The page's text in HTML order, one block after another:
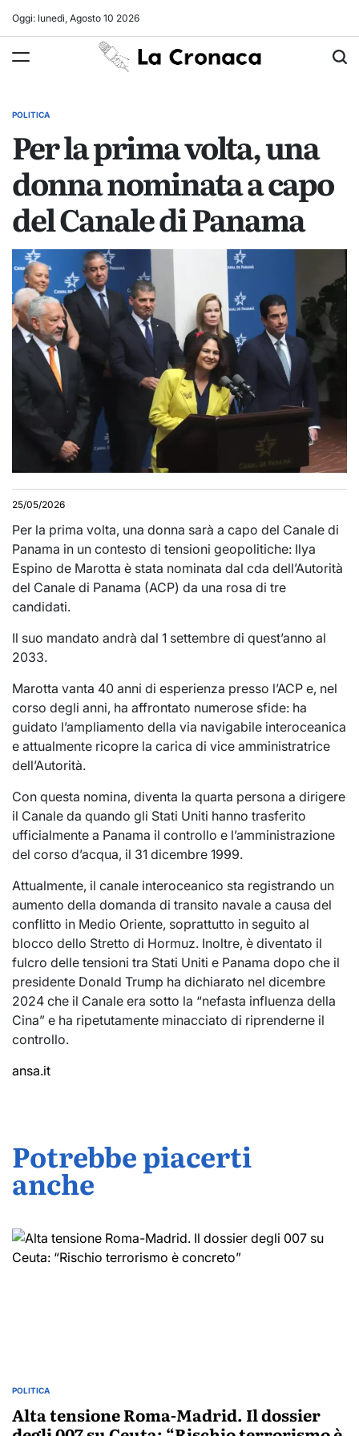
Oggi: lunedì, Agosto 10 2026
La
Cronaca
POSTED
POLITICA
Per la prima volta, una
donna nominata a capo
del Canale di Panama
25/05/2026
Per la prima volta, una donna sarà a capo del Canale di
Panama in un contesto di tensioni geopolitiche: Ilya
Espino de Marotta è stata nominata dal cda dell’Autorità
del Canale di Panama (ACP) da una rosa di tre
candidati.
Il suo mandato andrà dal 1 settembre di quest’anno al
2033.
Marotta vanta 40 anni di esperienza presso l’ACP e, nel
corso degli anni, ha affrontato numerose sfide: ha
guidato l’ampliamento della via navigabile interoceanica
e attualmente ricopre la carica di vice amministratrice
dell’Autorità.
Con questa nomina, diventa la quarta persona a dirigere
il Canale da quando gli Stati Uniti hanno trasferito
ufficialmente a Panama il controllo e l’amministrazione
del corso d’acqua, il 31 dicembre 1999.
Attualmente, il canale interoceanico sta registrando un
aumento della domanda di transito navale a causa del
conflitto in Medio Oriente, soprattutto in seguito al
blocco dello Stretto di Hormuz. Inoltre, è diventato il
fulcro delle tensioni tra Stati Uniti e Panama dopo che il
presidente Donald Trump ha dichiarato nel dicembre
2024 che il Canale era sotto la “nefasta influenza della
Cina” e ha ripetutamente minacciato di riprenderne il
controllo.
ansa.it
Potrebbe piacerti
anche
POSTED
POLITICA
Alta tensione Roma-Madrid. Il dossier